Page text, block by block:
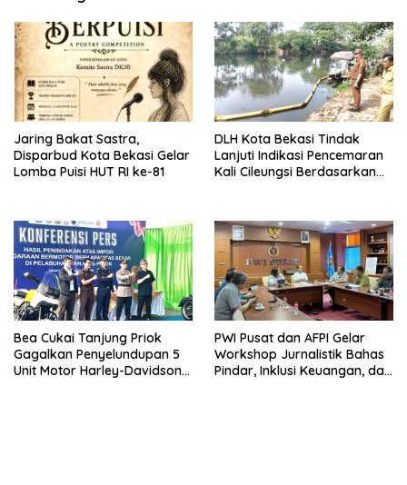
Jaring Bakat Sastra,
Disparbud Kota Bekasi Gelar
Lomba Puisi HUT RI ke-81
DLH Kota Bekasi Tindak
Lanjuti Indikasi Pencemaran
Kali Cileungsi Berdasarkan
Bea Cukai Tanjung Priok
Gagalkan Penyelundupan 5
Unit Motor Harley-Davidson
PWI Pusat dan AFPI Gelar
Workshop Jurnalistik Bahas
Pindar, Inklusi Keuangan, dan